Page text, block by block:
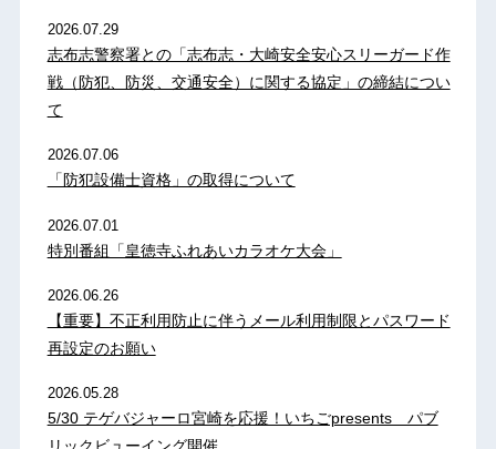
2026.07.29
志布志警察署との「志布志・大崎安全安心スリーガード作
戦（防犯、防災、交通安全）に関する協定」の締結につい
て
2026.07.06
「防犯設備士資格」の取得について
2026.07.01
特別番組「皇徳寺ふれあいカラオケ大会」
2026.06.26
【重要】不正利用防止に伴うメール利用制限とパスワード
再設定のお願い
2026.05.28
5/30 テゲバジャーロ宮崎を応援！いちごpresents パブ